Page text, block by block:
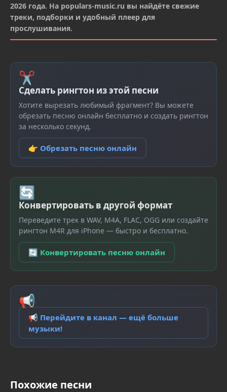
2026 года. На populars-music.ru вы найдёте свежие
треки, подборки и удобный плеер для
прослушивания.
✂
Сделать рингтон из этой песни
Хотите вырезать любимый фрагмент? Вы можете
обрезать песню онлайн бесплатно и создать рингтон
за несколько секунд.
👉 Обрезать песню онлайн
🔄
Конвертировать в другой формат
Переведите трек в WAV, M4A, FLAC, OGG или создайте
рингтон M4R для iPhone — быстро и бесплатно.
🔄 Конвертировать песню онлайн
📢
📢 Перейдите в канал — ещё больше
музыки!
Похожие песни